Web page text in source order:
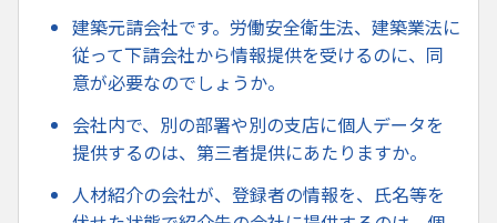
建築元請会社です。労働安全衛生法、建築業法に
従って下請会社から情報提供を受けるのに、同
意が必要なのでしょうか。
会社内で、別の部署や別の支店に個人データを
提供するのは、第三者提供にあたりますか。
人材紹介の会社が、登録者の情報を、氏名等を